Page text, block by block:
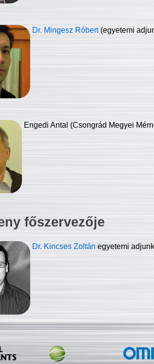
Dr. Mingesz Róbert (egyetemi
Engedi Antal (Csongrád Megyei
főszervezője
Dr. Kincses Zoltán egyetemi